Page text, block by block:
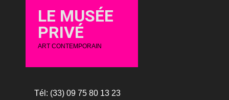
LE MUSÉE
PRIVÉ
ART CONTEMPORAIN
Tél: (33) 09 75 80 13 23